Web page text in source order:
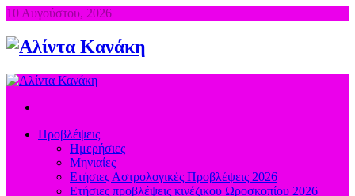
10 Αυγούστου, 2026
Προβλέψεις
Ημερήσιες
Μηνιαίες
Ετήσιες Αστρολογικές Προβλέψεις 2026
Ετήσιες προβλέψεις κινέζικου Ωροσκοπίου 2026